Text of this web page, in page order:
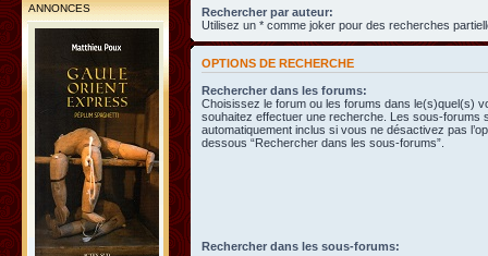
ANNONCES
Rechercher par auteur:
Utilisez un * comme joker pour des recherches
OPTIONS DE RECHERCHE
Rechercher dans les forums:
Choisissez le forum ou les forums dans le(s)quel(s)
souhaitez effectuer une recherche. Les sous-forums
automatiquement inclus si vous ne désactivez pas
dessous “Rechercher dans les sous-forums”.
Rechercher dans les sous-forums: